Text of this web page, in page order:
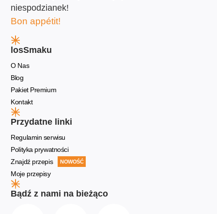
niespodzianek!
Bon appétit!
losSmaku
O Nas
Blog
Pakiet Premium
Kontakt
Przydatne linki
Regulamin serwisu
Polityka prywatności
Znajdź przepis
NOWOŚĆ
Moje przepisy
Bądź z nami na bieżąco